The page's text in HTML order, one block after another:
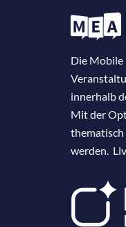
Die Mobile
innerhalb
Mit der
thematisch
werden.